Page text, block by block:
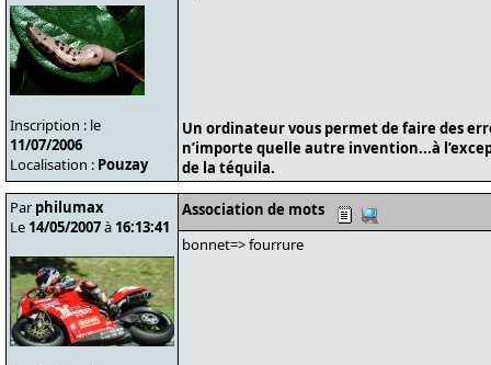
Inscription : le
11/07/2006
Localisation : Pouzay
Un ordinateur vous permet de faire des
n’importe quelle autre invention...à
de la téquila.
Par philumax
Le 14/05/2007à 16:13:41
Association de mots
bonnet=> fourrure